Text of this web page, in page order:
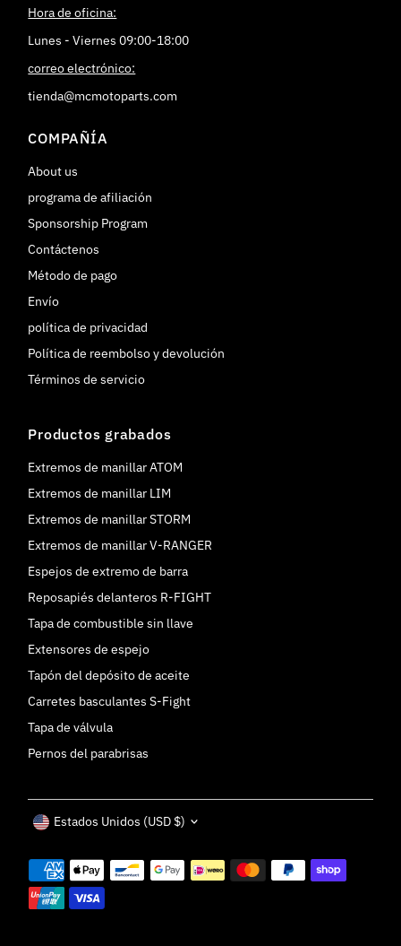
Hora de oficina:
Lunes - Viernes 09:00-18:00
correo electrónico:
tienda@mcmotoparts.com
COMPAÑÍA
About us
programa de afiliación
Sponsorship Program
Contáctenos
Método de pago
Envío
política de privacidad
Política de reembolso y devolución
Términos de servicio
Productos grabados
Extremos de manillar ATOM
Extremos de manillar LIM
Extremos de manillar STORM
Extremos de manillar V-RANGER
Espejos de extremo de barra
Reposapiés delanteros R-FIGHT
Tapa de combustible sin llave
Extensores de espejo
Tapón del depósito de aceite
Carretes basculantes S-Fight
Tapa de válvula
Pernos del parabrisas
Moneda
Estados Unidos (USD $)